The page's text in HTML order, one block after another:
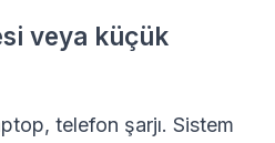
veya küçük
telefon şarjı. Sistem